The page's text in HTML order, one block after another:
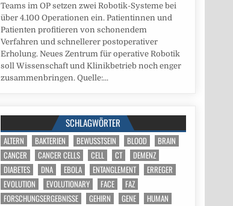
Teams im OP setzen zwei Robotik-Systeme bei
über 4.100 Operationen ein. Patientinnen und
Patienten profitieren von schonendem
Verfahren und schnellerer postoperativer
Erholung. Neues Zentrum für operative Robotik
soll Wissenschaft und Klinikbetrieb noch enger
zusammenbringen. Quelle:...
SCHLAGWÖRTER
ALTERN BAKTERIEN BEWUSSTSEIN BLOOD
BRAIN
CANCER
CANCER CELLS CELL CT
DEMENZ
DIABETES
DNA EBOLA ENTANGLEMENT
ERREGER
EVOLUTION
EVOLUTIONARY FACE
FAZ
FORSCHUNGSERGEBNISSE
GEHIRN GENE
HUMAN